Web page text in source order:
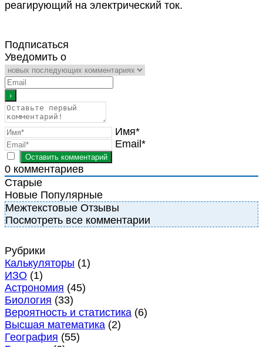
реагирующий на электрический ток.
Подписаться
Уведомить о
Имя*
Email*
0 комментариев
Старые
Новые Популярные
Межтекстовые Отзывы
Посмотреть все комментарии
Рубрики
Калькуляторы (1)
ИЗО (1)
Астрономия (45)
Биология (33)
Вероятность и статистика (6)
Высшая математика (2)
География (55)